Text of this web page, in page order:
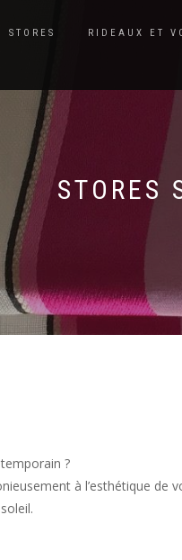
STORES RIDEAUX ET
STORES
?
à l’esthétique de